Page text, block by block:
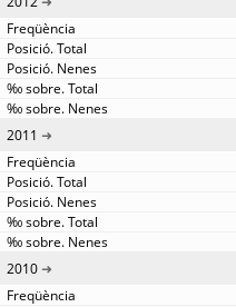
2011
2010